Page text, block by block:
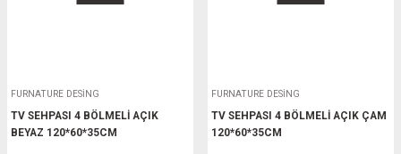
FURNATURE DESİNG
TV SEHPASI 4 BÖLMELİ AÇIK
BEYAZ 120*60*35CM
FURNATURE DESİNG
TV SEHPASI 4 BÖLMELİ AÇIK ÇAM
120*60*35CM